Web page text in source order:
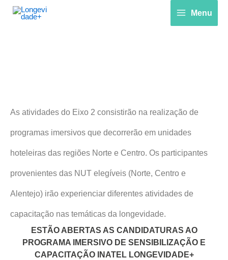
Skip
Menu
As atividades do Eixo 2 consistirão na realização de
programas imersivos que decorrerão em unidades
hoteleiras das regiões Norte e Centro. Os participantes
provenientes das NUT elegíveis (Norte, Centro e
Alentejo) irão experienciar diferentes atividades de
capacitação nas temáticas da longevidade.
ESTÃO ABERTAS AS CANDIDATURAS AO
PROGRAMA IMERSIVO DE SENSIBILIZAÇÃO E
CAPACITAÇÃO INATEL LONGEVIDADE+